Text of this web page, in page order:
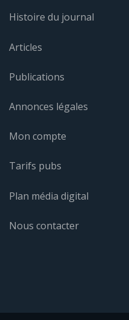
Histoire du journal
Articles
Publications
Annonces légales
Mon compte
Tarifs pubs
Plan média digital
Nous contacter